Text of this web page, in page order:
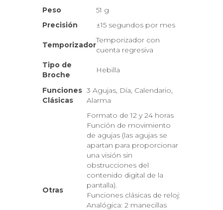
Peso
51 g
Precisión
±15 segundos por mes
Temporizador
Temporizador con
cuenta regresiva
Tipo de
Broche
Hebilla
Funciones
Clásicas
3 Agujas, Día, Calendario,
Alarma
Otras
Formato de 12 y 24 horas
Función de movimiento
de agujas (las agujas se
apartan para proporcionar
una visión sin
obstrucciones del
contenido digital de la
pantalla).
Funciones clásicas de reloj:
Analógica: 2 manecillas